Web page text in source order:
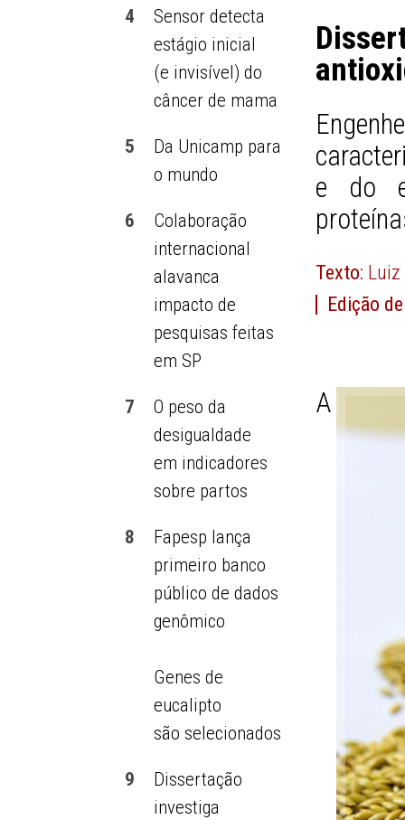
4
Sensor detecta
estágio inicial
(e invisível) do
câncer de mama
5
Da Unicamp para
o mundo
6
Colaboração
internacional
alavanca
impacto de
pesquisas feitas
em SP
7
O peso da
desigualdade
em indicadores
sobre partos
8
Fapesp lança
primeiro banco
público de dados
genômico
Genes de
eucalipto
são selecionados
9
Dissertação
investiga
e do
Texto:
Edição
A